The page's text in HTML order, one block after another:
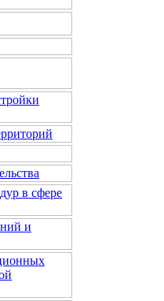
в сфере
и